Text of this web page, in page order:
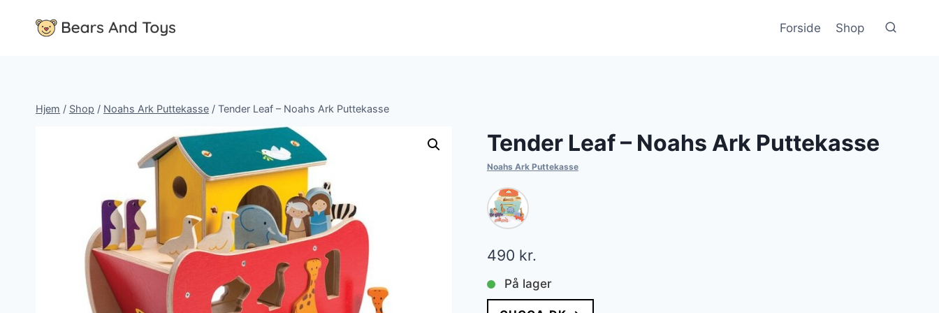
Forside Shop
Hjem / Shop / Noahs Ark Puttekasse / Tender Leaf – Noahs Ark Puttekasse
Tender Leaf – Noahs Ark Puttekasse
Noahs Ark Puttekasse
490 kr.
På lager